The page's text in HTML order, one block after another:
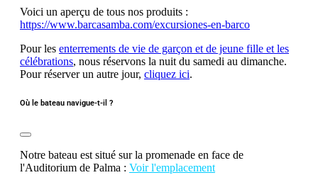
Voici un aperçu de tous nos produits :
https://www.barcasamba.com/excursiones-en-barco
Pour les enterrements de vie de garçon et de jeune fille et les
célébrations, nous réservons la nuit du samedi au dimanche.
Pour réserver un autre jour, cliquez ici.
Où le bateau navigue-t-il ?
Notre bateau est situé sur la promenade en face de
l'Auditorium de Palma : Voir l'emplacement